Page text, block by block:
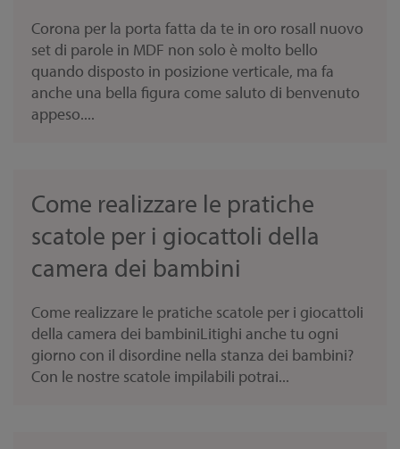
Corona per la porta fatta da te in oro rosaIl nuovo
set di parole in MDF non solo è molto bello
quando disposto in posizione verticale, ma fa
anche una bella figura come saluto di benvenuto
appeso....
Come realizzare le pratiche
scatole per i giocattoli della
camera dei bambini
Come realizzare le pratiche scatole per i giocattoli
della camera dei bambiniLitighi anche tu ogni
giorno con il disordine nella stanza dei bambini?
Con le nostre scatole impilabili potrai...